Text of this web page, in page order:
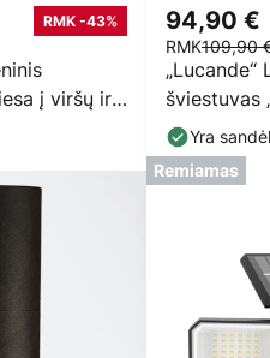
į viršų ir į
RMK -43%
„Lucande“
šviestuvas
aliuminis
94,90 €
RMK109,90
Yra
Remiamas